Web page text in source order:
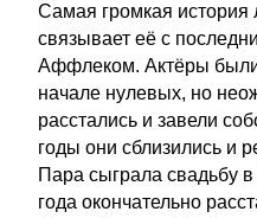
Самая громкая история
связывает её с
Аффлеком. Актёры
начале нулевых, но
расстались и завели
годы они сблизились и
Пара сыграла свадьбу в
года окончательно